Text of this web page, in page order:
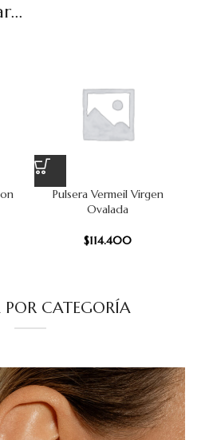
Pulsera Vermeil Virgen
Ovalada
$114.400
CATEGORÍA